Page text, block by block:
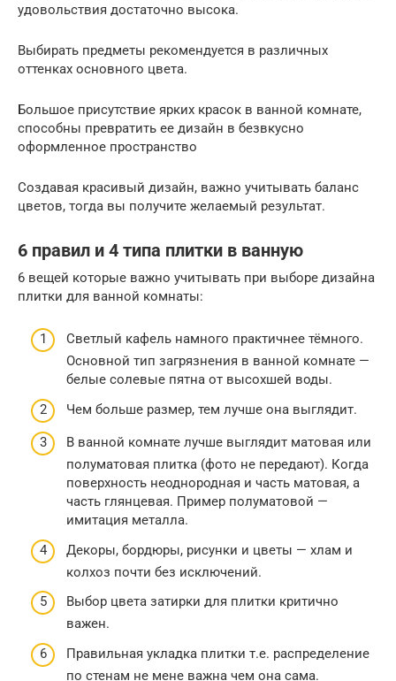
удовольствия достаточно высока.
Выбирать предметы рекомендуется в различных
оттенках основного цвета.
Большое присутствие ярких красок в ванной комнате,
способны превратить ее дизайн в безвкусно
оформленное пространство
Создавая красивый дизайн, важно учитывать баланс
цветов, тогда вы получите желаемый результат.
6 правил и 4 типа плитки в ванную
6 вещей которые важно учитывать при выборе дизайна
плитки для ванной комнаты:
Светлый кафель намного практичнее тёмного.
Основной тип загрязнения в ванной комнате —
белые солевые пятна от высохшей воды.
Чем больше размер, тем лучше она выглядит.
В ванной комнате лучше выглядит матовая или
полуматовая плитка (фото не передают). Когда
поверхность неоднородная и часть матовая, а
часть глянцевая. Пример полуматовой —
имитация металла.
Декоры, бордюры, рисунки и цветы — хлам и
колхоз почти без исключений.
Выбор цвета затирки для плитки критично
важен.
Правильная укладка плитки т.е. распределение
по стенам не мене важна чем она сама.